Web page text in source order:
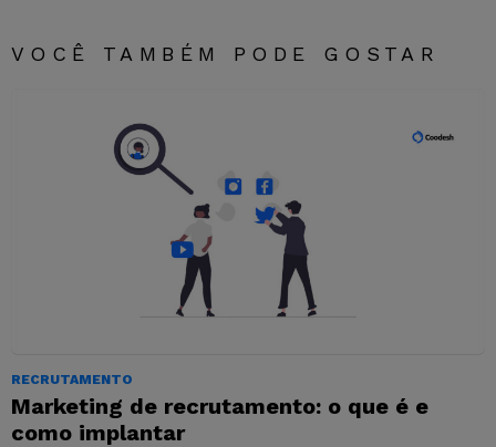
VOCÊ TAMBÉM PODE GOSTAR
RECRUTAMENTO
Marketing de recrutamento: o que é e
como implantar